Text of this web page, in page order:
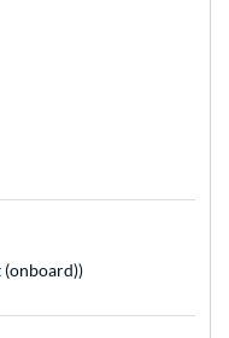
(onboard))